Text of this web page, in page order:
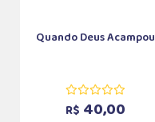
Quando Deus Acampou
R$ 40,00